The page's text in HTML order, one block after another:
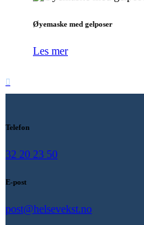
Øyemaske med gelposer
Les mer
Telefon
32 20 23 50
E-post
post@helsevekst.no